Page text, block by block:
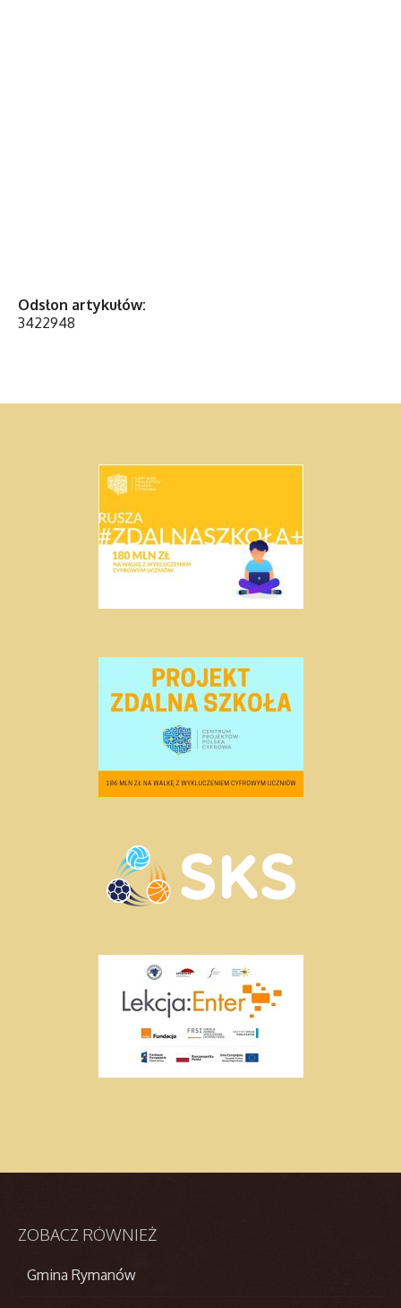
Odsłon artykułów:
3422948
ZOBACZ RÓWNIEŻ
Gmina Rymanów